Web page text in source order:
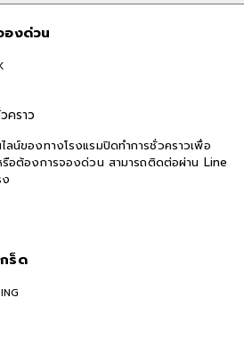
องด่วน
คราว
น์ของทางโรงแรมปิดทำการชั่วคราวเพื่อ
อต้องการจองด่วน สามารถติดต่อผ่าน Line
ร็ด